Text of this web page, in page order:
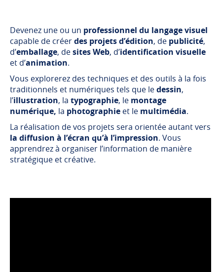
Devenez une ou un professionnel du langage visuel
capable de créerdes projets d’édition, de publicité,
d’emballage, desites Web, d’identification visuelle
et d’animation.
Vous explorerez des techniques et des outils à la fois
traditionnels et numériques tels que ledessin,
l’illustration, la typographie, le montage
numérique, la photographie et le multimédia.
La réalisation de vos projets sera orientée autant vers
la diffusion à l’écran qu’à l’impression. Vous
apprendrez à organiser l’information de manière
stratégique et créative.